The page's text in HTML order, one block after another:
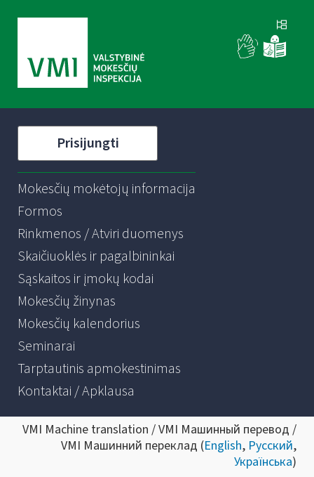
Prisijungti
Mokesčių mokėtojų informacija
Formos
Rinkmenos / Atviri duomenys
Skaičiuoklės ir pagalbininkai
Sąskaitos ir įmokų kodai
Mokesčių žinynas
Mokesčių kalendorius
Seminarai
Tarptautinis apmokestinimas
Kontaktai / Apklausa
VMI Machine translation / VMI Машинный перевод /
VMI Машинний переклад (English, Русский,
Українська)